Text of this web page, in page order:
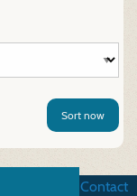
Sort now
Contact